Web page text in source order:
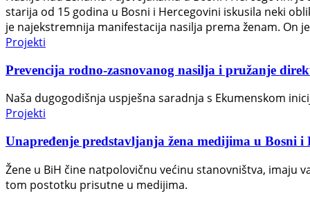
starija od 15 godina u Bosni i Hercegovini iskusila neki
je najekstremnija manifestacija nasilja prema ženam. On
Projekti
Prevencija rodno-zasnovanog nasilja i pružanje
Naša dugogodišnja uspješna saradnja s Ekumenskom
Projekti
Unapređenje predstavljanja žena medijima u Bosni i
Žene u BiH čine natpolovičnu većinu stanovništva, imaju
tom postotku prisutne u medijima.